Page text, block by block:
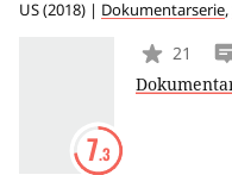
US(2018) | Dokumentarserie,
7.3
21